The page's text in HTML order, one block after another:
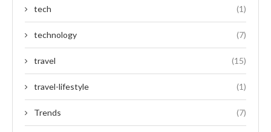
tech (1)
technology (7)
travel (15)
travel-lifestyle (1)
Trends (7)